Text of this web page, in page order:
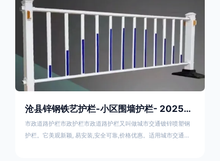
沧县锌钢铁艺护栏-小区围墙护栏- 2025年17631598285新报价
市政道路护栏市政护栏市政道路护栏又叫做城市交通镀锌喷塑钢
护栏。它美观新颖, 易安装,安全可靠,价格优惠。适用城市交通要